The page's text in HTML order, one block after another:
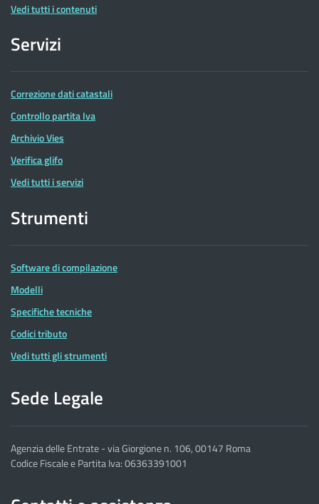
Vedi tutti i contenuti
Servizi
Correzione dati catastali
Controllo partita Iva
Archivio Vies
Verifica glifo
Vedi tutti i servizi
Strumenti
Software di compilazione
Modelli
Specifiche tecniche
Codici tributo
Vedi tutti gli strumenti
Sede Legale
Agenzia delle Entrate - via Giorgione n. 106, 00147 Roma
Codice Fiscale e Partita Iva: 06363391001